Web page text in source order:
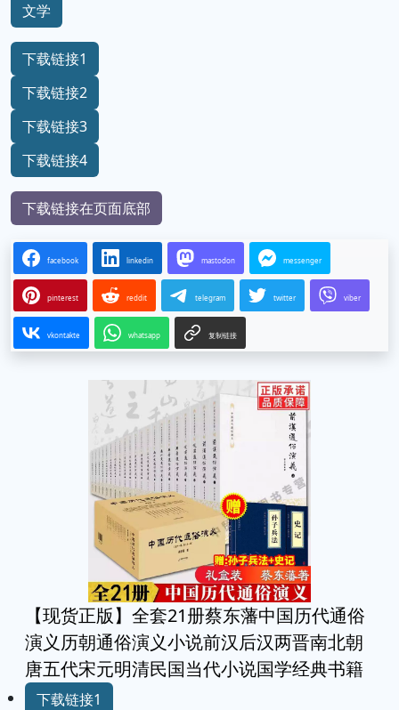
文学
下载链接1
下载链接2
下载链接3
下载链接4
下载链接在页面底部
facebook linkedin mastodon messenger
pinterest reddit telegram twitter viber
vkontakte whatsapp 复制链接
【现货正版】全套21册蔡东藩中国历代通俗
演义历朝通俗演义小说前汉后汉两晋南北朝
唐五代宋元明清民国当代小说国学经典书籍
下载链接1